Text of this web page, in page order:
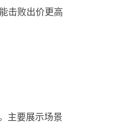
击败出价更高
主要展示场景